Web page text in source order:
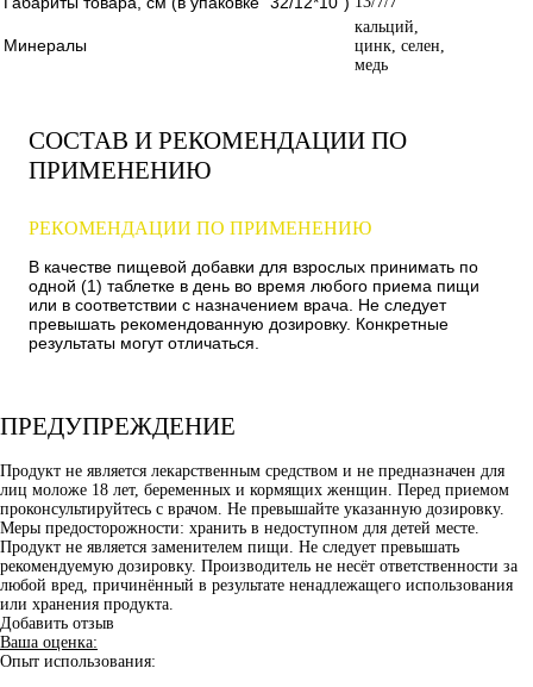
Минералы
кальций,
цинк, селен,
медь
СОСТАВ И РЕКОМЕНДАЦИИ ПО
ПРИМЕНЕНИЮ
РЕКОМЕНДАЦИИ ПО ПРИМЕНЕНИЮ
В качестве пищевой добавки для взрослых принимать по
одной (1) таблетке в день во время любого приема пищи
или в соответствии с назначением врача. Не следует
превышать рекомендованную дозировку. Конкретные
результаты могут отличаться.
ПРЕДУПРЕЖДЕНИЕ
Продукт не является лекарственным средством и не предназначен для
лиц моложе 18 лет, беременных и кормящих женщин. Перед приемом
проконсультируйтесь с врачом. Не превышайте указанную дозировку.
Меры предосторожности: хранить в недоступном для детей месте.
Продукт не является заменителем пищи. Не следует превышать
рекомендуемую дозировку. Производитель не несёт ответственности за
любой вред, причинённый в результате ненадлежащего использования
или хранения продукта.
Добавить отзыв
Ваша оценка:
Опыт использования: